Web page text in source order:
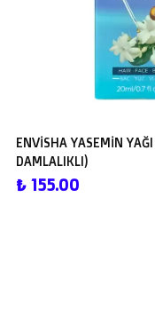
ENVİSHA YASEMİN
DAMLALIKLI)
₺ 155.00